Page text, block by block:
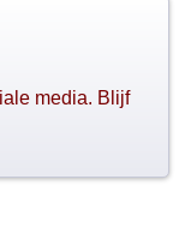
media. Blijf